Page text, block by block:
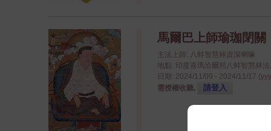
馬爾巴上師瑜珈閉關
主法上師: 八蚌智慧林資深喇嘛
地點: 印度喜瑪洽爾邦八蚌智慧林
日期: 2024/11/09 - 2024/11/17
需授權收聽,
請登入